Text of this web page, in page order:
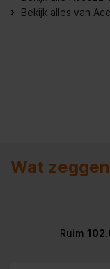
Bekijk alles van
Wat
Ruim